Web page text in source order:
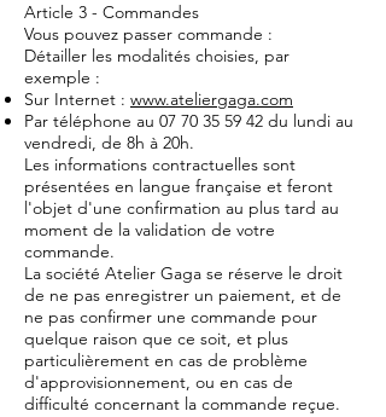
Article 3 - Commandes
Vous pouvez passer commande :
Détailler les modalités choisies, par
exemple :
Sur Internet : www.ateliergaga.com
Par téléphone au 07 70 35 59 42 du lundi au
vendredi, de 8h à 20h.
Les informations contractuelles sont
présentées en langue française et feront
l'objet d'une confirmation au plus tard au
moment de la validation de votre
commande.
La société Atelier Gaga se réserve le droit
de ne pas enregistrer un paiement, et de
ne pas confirmer une commande pour
quelque raison que ce soit, et plus
particulièrement en cas de problème
d'approvisionnement, ou en cas de
difficulté concernant la commande reçue.